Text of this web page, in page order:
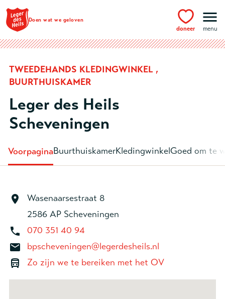
Ga naar hoofdinhoud
Doen wat we geloven
doneer menu
TWEEDEHANDS KLEDINGWINKEL ,
BUURTHUISKAMER
Leger des Heils
Scheveningen
VoorpaginaBuurthuiskamerKledingwinkelGoed om te
Wasenaarsestraat 8
2586 AP Scheveningen
070 351 40 94
bpscheveningen@legerdesheils.nl
Zo zijn we te bereiken met het OV